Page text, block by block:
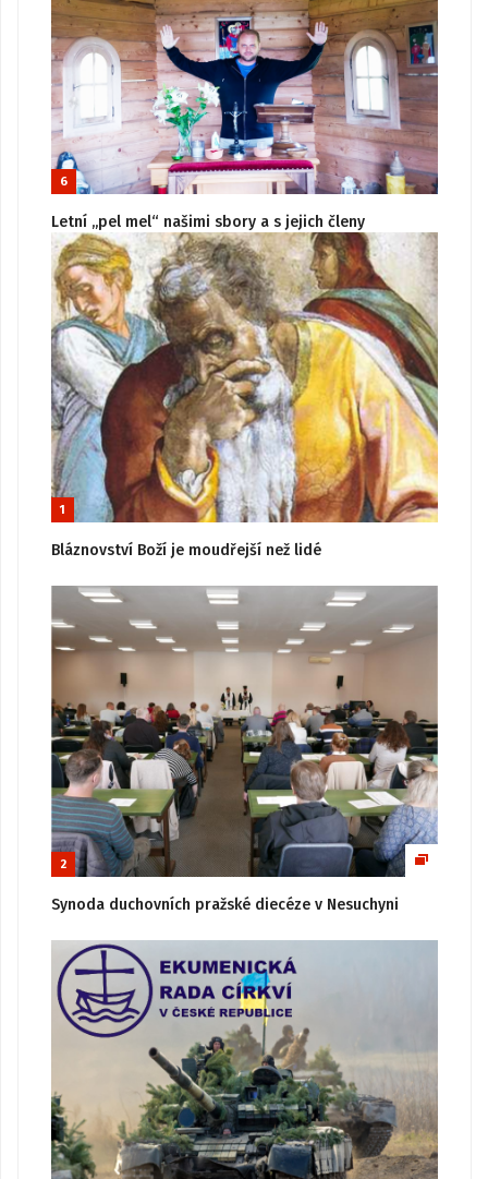
6
Letní „pel mel“ našimi sbory a s jejich členy
1
Bláznovství Boží je moudřejší než lidé
2
Synoda duchovních pražské diecéze v Nesuchyni